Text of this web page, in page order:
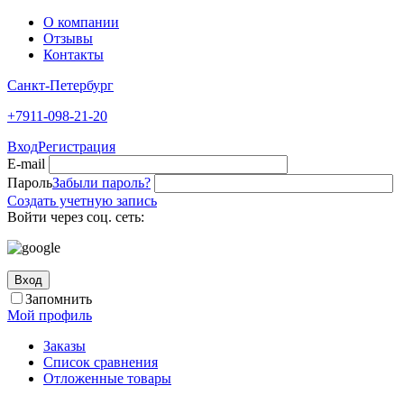
О компании
Отзывы
Контакты
Санкт-Петербург
+7911-098-21-20
ВходРегистрация
E-mail
ПарольЗабыли пароль?
Создать учетную запись
Войти через соц. сеть:
Вход
Запомнить
Мой профиль
Заказы
Список сравнения
Отложенные товары